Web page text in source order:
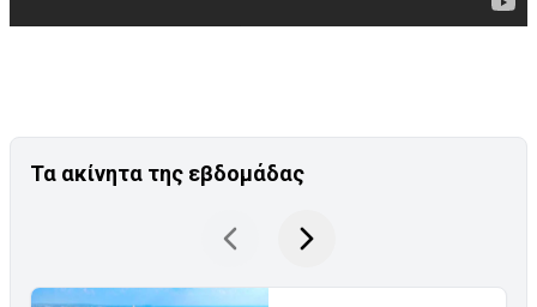
Τα ακίνητα της εβδομάδας